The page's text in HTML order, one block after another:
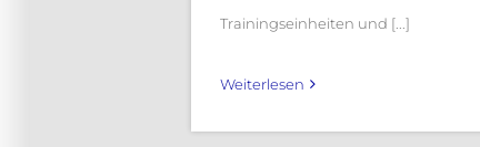
Trainingseinheiten und [...]
Weiterlesen